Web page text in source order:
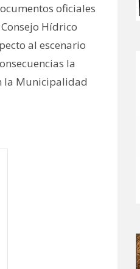
oficiales
Hídrico
al escenario
la
la Municipalidad